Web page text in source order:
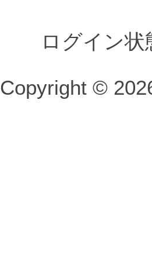
ログイン
Copyright ©